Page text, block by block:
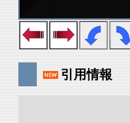
引用情報